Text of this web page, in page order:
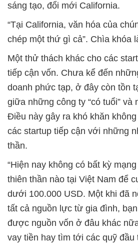
sáng tạo, đổi mới California.
“Tại California, văn hóa của
chép một thứ gì cả”. Chìa khóa
Một thử thách khác cho các
tiếp cận vốn. Chưa kể đến
doanh phức tạp, ở đây còn tồn
giữa những công ty “có tuổi” và
Điều này gây ra khó khăn
các startup tiếp cận với những
thần.
“Hiện nay không có bất kỳ
thiên thần nào tại Việt Nam để
dưới 100.000 USD. Một khi đã
tất cả nguồn lực từ gia đình,
được nguồn vốn ở đâu khác
vay tiền hay tìm tới các quỹ